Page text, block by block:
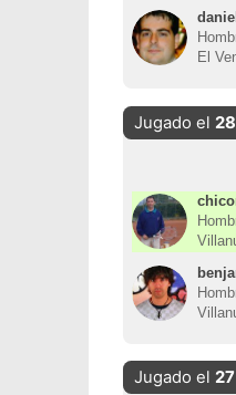
El
Jugado el
Jugado el